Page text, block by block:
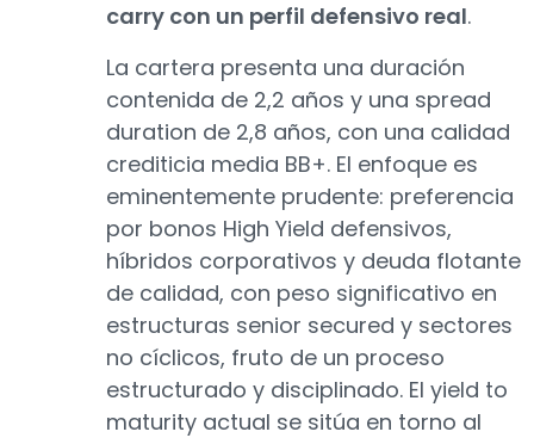
carry con un perfil defensivo real.
La cartera presenta una duración
contenida de 2,2 años y una spread
duration de 2,8 años, con una calidad
crediticia media BB+. El enfoque es
eminentemente prudente: preferencia
por bonos High Yield defensivos,
híbridos corporativos y deuda flotante
de calidad, con peso significativo en
estructuras senior secured y sectores
no cíclicos, fruto de un proceso
estructurado y disciplinado. El yield to
maturity actual se sitúa en torno al